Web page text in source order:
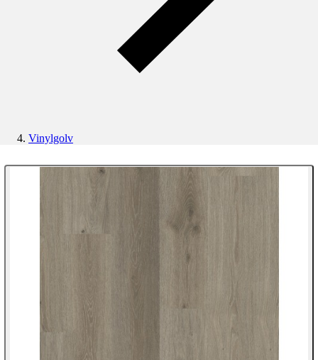
Vinylgolv